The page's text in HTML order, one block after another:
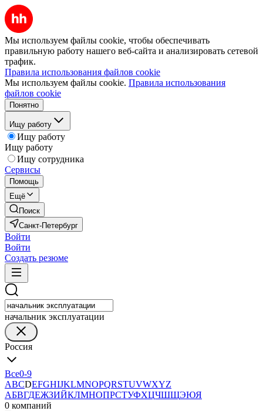
Мы используем файлы cookie, чтобы обеспечивать
правильную работу нашего веб-сайта и анализировать сетевой
трафик.
Правила использования файлов cookie
Мы используем файлы cookie. Правила использования
файлов cookie
Понятно
Ищу работу
Ищу работу
Ищу работу
Ищу сотрудника
Сервисы
Помощь
Ещё
Поиск
Санкт-Петербург
Войти
Войти
Создать резюме
начальник эксплуатации
Россия
Все0-9
ABCDEFGHIJKLMNOPQRSTUVWXYZ
АБВГДЕЖЗИЙКЛМНОПРСТУФХЦЧШЩЭЮЯ
0 компаний